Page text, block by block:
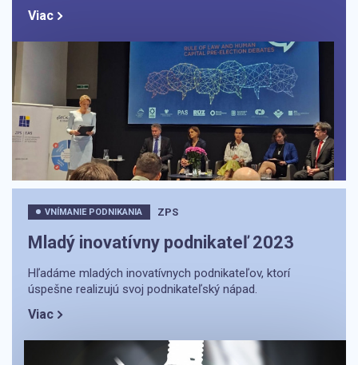
Viac
VNÍMANIE PODNIKANIA ZPS
Mladý inovatívny podnikateľ 2023
Hľadáme mladých inovatívnych podnikateľov, ktorí
úspešne realizujú svoj podnikateľský nápad.
Viac